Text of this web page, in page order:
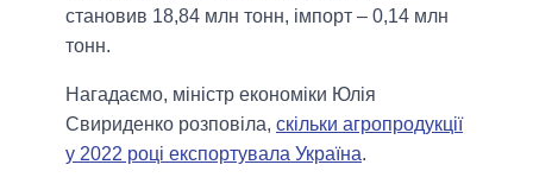
становив 18,84 млн тонн, імпорт – 0,14 млн
тонн.
Нагадаємо, міністр економіки Юлія
Свириденко розповіла, скільки агропродукції
у 2022 році експортувала Україна.